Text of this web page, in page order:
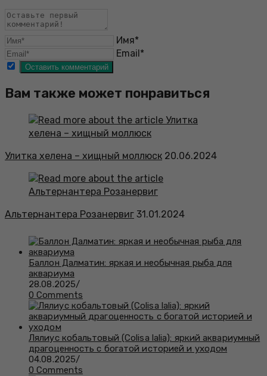
Имя*
Email*
Вам также может понравиться
Улитка хелена – хищный моллюск 20.06.2024
Альтернантера Розанервиг 31.01.2024
Баллон Далматин: яркая и необычная рыба для
аквариума
28.08.2025/
0 Comments
Лялиус кобальтовый (Colisa lalia): яркий аквариумный
драгоценность с богатой историей и уходом
04.08.2025/
0 Comments